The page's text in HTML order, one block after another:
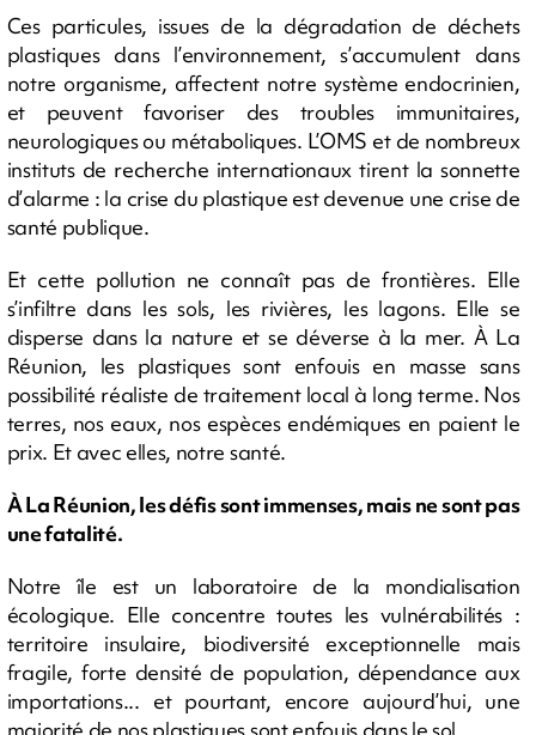
Ces particules, issues de la dégradation de déchets
plastiques dans l’environnement, s’accumulent dans
notre organisme, affectent notre système endocrinien,
et peuvent favoriser des troubles immunitaires,
neurologiques ou métaboliques. L’OMS et de nombreux
instituts de recherche internationaux tirent la sonnette
d’alarme : la crise du plastique est devenue une crise de
santé publique.
Et cette pollution ne connaît pas de frontières. Elle
s’infiltre dans les sols, les rivières, les lagons. Elle se
disperse dans la nature et se déverse à la mer. À La
Réunion, les plastiques sont enfouis en masse sans
possibilité réaliste de traitement local à long terme. Nos
terres, nos eaux, nos espèces endémiques en paient le
prix. Et avec elles, notre santé.
À La Réunion, les défis sont immenses, mais ne sont pas
une fatalité.
Notre île est un laboratoire de la mondialisation
écologique. Elle concentre toutes les vulnérabilités :
territoire insulaire, biodiversité exceptionnelle mais
fragile, forte densité de population, dépendance aux
importations... et pourtant, encore aujourd’hui, une
majorité de nos plastiques sont enfouis dans le sol.